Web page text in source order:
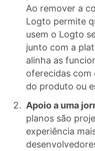
Ao remover a
Logto permite
usem o Logto
junto com a
alinha as
oferecidas com
do produto ou
Apoio a uma
planos são
experiência